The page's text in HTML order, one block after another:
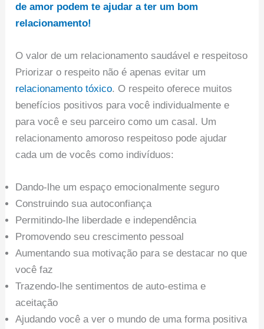
de amor podem te ajudar a ter um bom
relacionamento!
O valor de um relacionamento saudável e respeitoso
Priorizar o respeito não é apenas evitar um
relacionamento tóxico. O respeito oferece muitos
benefícios positivos para você individualmente e
para você e seu parceiro como um casal. Um
relacionamento amoroso respeitoso pode ajudar
cada um de vocês como indivíduos:
Dando-lhe um espaço emocionalmente seguro
Construindo sua autoconfiança
Permitindo-lhe liberdade e independência
Promovendo seu crescimento pessoal
Aumentando sua motivação para se destacar no que
você faz
Trazendo-lhe sentimentos de auto-estima e
aceitação
Ajudando você a ver o mundo de uma forma positiva